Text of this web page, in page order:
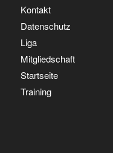
Kontakt
Datenschutz
Liga
Mitgliedschaft
Startseite
Training